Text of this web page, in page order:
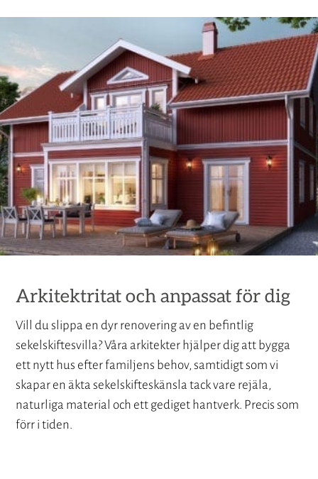
Arkitektritat och anpassat för dig
Vill du slippa en dyr renovering av en befintlig
sekelskiftesvilla? Våra arkitekter hjälper dig att bygga
ett nytt hus efter familjens behov, samtidigt som vi
skapar en äkta sekelskifteskänsla tack vare rejäla,
naturliga material och ett gediget hantverk. Precis som
förr i tiden.